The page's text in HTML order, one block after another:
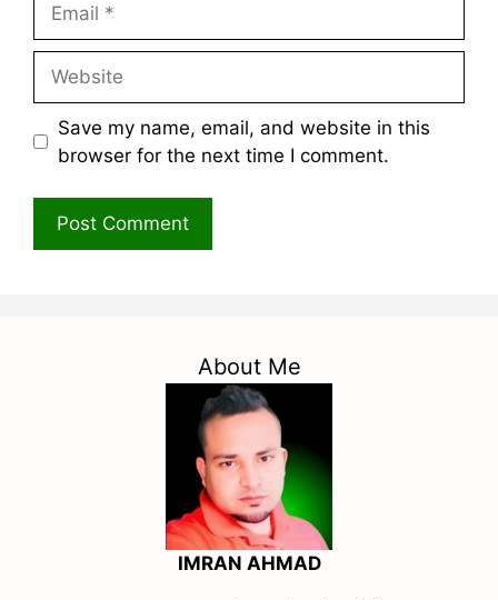
Save my name, email, and website in this
browser for the next time I comment.
About Me
IMRAN AHMAD